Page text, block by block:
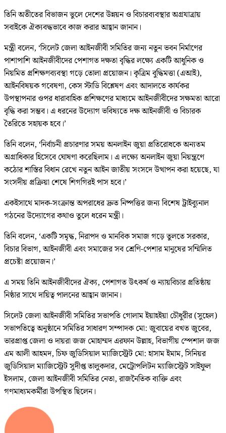
তিনি অতীতের বিভাজন ভুলে দেশের উন্নয়ন ও বিচারব্যবস্থার অগ্রযাত্রায়
সবাইকে ঐক্যবদ্ধভাবে কাজ করার আহ্বান জানান।
মন্ত্রী বলেন, ‘সিলেট জেলা আইনজীবী সমিতির জন্য নতুন ভবন নির্মাণের
পাশাপাশি আইনজীবীদের পেশাগত দক্ষতা বৃদ্ধির লক্ষ্যে একটি আধুনিক ও
নিয়মিত প্রশিক্ষণব্যবস্থা গড়ে তোলা প্রয়োজন। কৃত্রিম বুদ্ধিমত্তা (এআই),
আইনবিষয়ক গবেষণা, কেস স্টাডি বিশ্লেষণ এবং আদালতে কার্যকর
উপস্থাপনার ওপর ধারাবাহিক প্রশিক্ষণের মাধ্যমে আইনজীবীদের সক্ষমতা আরো
বৃদ্ধি করা সম্ভব। এ ধরনের উদ্যোগ ভবিষ্যতে দক্ষ আইনজীবী ও বিচারক
তৈরিতে সহায়ক হবে।’
তিনি বলেন, ‘নির্বাচনী প্রচারণার সময় অনলাইন জুয়া প্রতিরোধকে অন্যতম
অগ্রাধিকার হিসেবে ঘোষণা করেছিলাম। এ লক্ষ্যে অনলাইন জুয়া নিয়ন্ত্রণে
কঠোর শাস্তির বিধান রেখে নতুন আইন জাতীয় সংসদে উত্থাপন করা হয়েছে, যা
সংসদীয় প্রক্রিয়া শেষে শিগগিরই পাস হবে।’
একইসাথে মাদক-সংক্রান্ত অপরাধের দ্রুত নিষ্পত্তির জন্য বিশেষ ট্রাইব্যুনাল
গঠনের উদ্যোগের কথাও তুলে ধরেন মন্ত্রী।
তিনি বলেন, ‘একটি সমৃদ্ধ, নিরাপদ ও মানবিক সমাজ গড়ে তুলতে সরকার,
বিচার বিভাগ, আইনজীবী এবং সমাজের সব শ্রেণি-পেশার মানুষের সম্মিলিত
প্রচেষ্টা প্রয়োজন।’
এ সময় তিনি আইনজীবীদের ঐক্য, পেশাগত উৎকর্ষ ও ন্যায়বিচার প্রতিষ্ঠায়
নিষ্ঠার সাথে দায়িত্ব পালনের আহ্বান জানান।
সিলেট জেলা আইনজীবী সমিতির সভাপতি গোলাম ইয়াহইয়া চৌধুরীর (সুহেল)
সভাপতিত্বে অনুষ্ঠানে সমিতির সাধারণ সম্পাদক মো: জুবায়ের বখত জুবের,
ভারপ্রাপ্ত জেলা ও দায়রা জজ মোহাম্মদ এরফান উল্লাহ, বিভাগীয় স্পেশাল জজ
এম আলী আহমদ, চিফ জুডিসিয়াল ম্যাজিস্ট্রেট মো: হাসাম ইমাম, সিনিয়র
জুডিসিয়াল ম্যাজিস্ট্রেট সুদীপ্ত তালুকদার, মেট্রোপলিটন ম্যাজিস্ট্রেট সাইফুল
ইসলাম, জেলা আইনজীবী সমিতির নেতা, রাজনৈতিক ব্যক্তি এবং
গণমাধ্যমকর্মীরা উপস্থিত ছিলেন।